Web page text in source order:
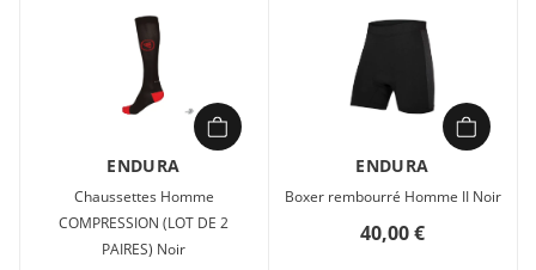
antibactérienne évacuant l'humidité. Son épaisseur maximale
est de 12 mm et sa finition gaufrée améliore le confort au
niveau des points de pression.
ENDURA
Chaussettes Homme
COMPRESSION (LOT DE 2
PAIRES) Noir
ENDURA
Boxer rembourré Homme II Noir
40,00 €